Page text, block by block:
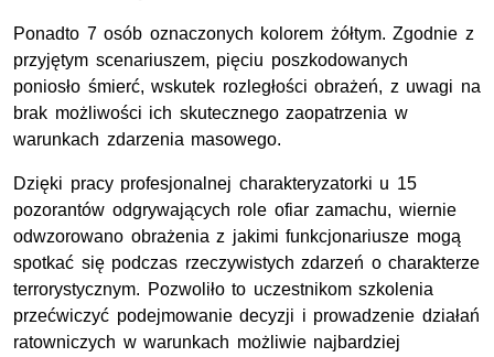
Ponadto 7 osób oznaczonych kolorem żółtym. Zgodnie z
przyjętym scenariuszem, pięciu poszkodowanych
poniosło śmierć, wskutek rozległości obrażeń, z uwagi na
brak możliwości ich skutecznego zaopatrzenia w
warunkach zdarzenia masowego.
Dzięki pracy profesjonalnej charakteryzatorki u 15
pozorantów odgrywających role ofiar zamachu, wiernie
odwzorowano obrażenia z jakimi funkcjonariusze mogą
spotkać się podczas rzeczywistych zdarzeń o charakterze
terrorystycznym. Pozwoliło to uczestnikom szkolenia
przećwiczyć podejmowanie decyzji i prowadzenie działań
ratowniczych w warunkach możliwie najbardziej